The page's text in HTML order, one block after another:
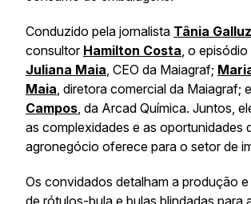
Conduzido pela jornalista Tânia
consultor Hamilton Costa, o
Juliana Maia, CEO da Maiagraf;
Maia, diretora comercial da Maiagraf; e
Campos, da Arcad Química. Juntos,
as complexidades e as oportunidades
agronegócio oferece para o setor de
Os convidados detalham a produção
de rótulos-bula e bulas blindadas para